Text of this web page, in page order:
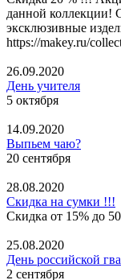
данной коллекции!
эксклюзивные
https://makey.ru/
26.09.2020
День учителя
5 октября
14.09.2020
Выпьем чаю?
20 сентября
28.08.2020
Скидка на сумки !!!
Скидка от 15% до
25.08.2020
День российской
2 сентября